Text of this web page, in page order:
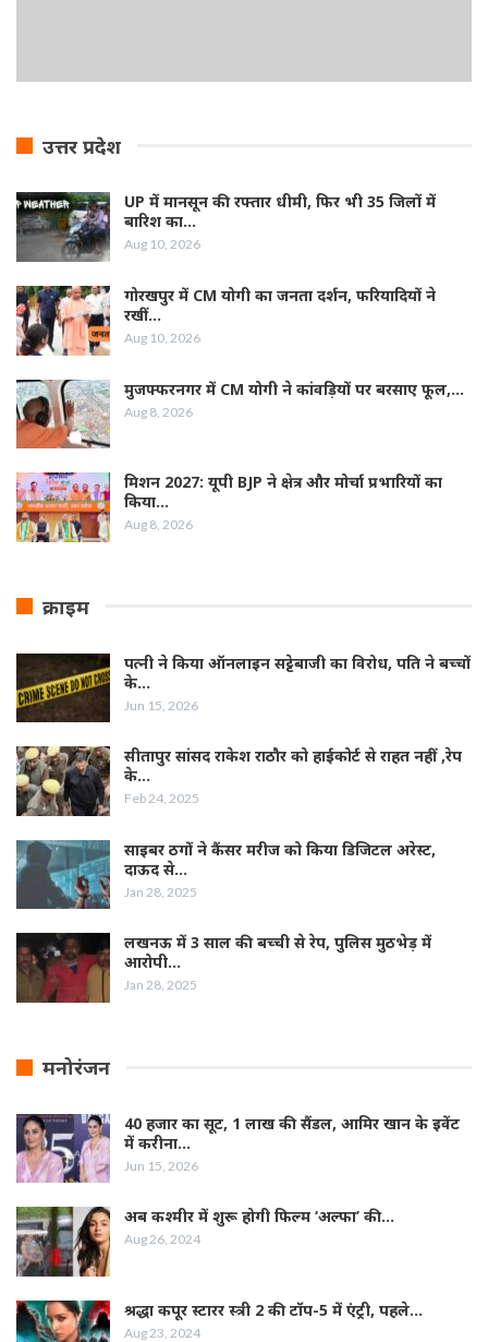
उत्तर प्रदेश
UP में मानसून की रफ्तार धीमी, फिर भी 35 जिलों में
बारिश का…
Aug 10, 2026
गोरखपुर में CM योगी का जनता दर्शन, फरियादियों ने
रखीं…
Aug 10, 2026
मुजफ्फरनगर में CM योगी ने कांवड़ियों पर बरसाए फूल,…
Aug 8, 2026
मिशन 2027: यूपी BJP ने क्षेत्र और मोर्चा प्रभारियों का
किया…
Aug 8, 2026
क्राइम
पत्नी ने किया ऑनलाइन सट्टेबाजी का विरोध, पति ने बच्चों
के…
Jun 15, 2026
सीतापुर सांसद राकेश राठौर को हाईकोर्ट से राहत नहीं ,रेप
के…
Feb 24, 2025
साइबर ठगों ने कैंसर मरीज को किया डिजिटल अरेस्ट,
दाऊद से…
Jan 28, 2025
लखनऊ में 3 साल की बच्ची से रेप, पुलिस मुठभेड़ में
आरोपी…
Jan 28, 2025
मनोरंजन
40 हजार का सूट, 1 लाख की सैंडल, आमिर खान के इवेंट
में करीना…
Jun 15, 2026
अब कश्मीर में शुरू होगी फिल्‍म ‘अल्फा’ की…
Aug 26, 2024
श्रद्धा कपूर स्‍टारर स्‍त्री 2 की टॉप-5 में एंट्री, पहले…
Aug 23, 2024